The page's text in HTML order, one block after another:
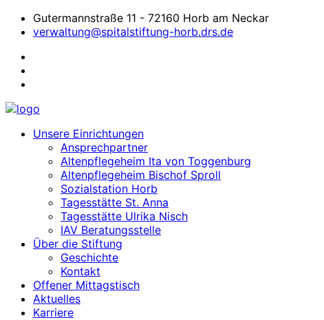
Gutermannstraße 11 - 72160 Horb am Neckar
verwaltung@spitalstiftung-horb.drs.de
Unsere Einrichtungen
Ansprechpartner
Altenpflegeheim Ita von Toggenburg
Altenpflegeheim Bischof Sproll
Sozialstation Horb
Tagesstätte St. Anna
Tagesstätte Ulrika Nisch
IAV Beratungsstelle
Über die Stiftung
Geschichte
Kontakt
Offener Mittagstisch
Aktuelles
Karriere